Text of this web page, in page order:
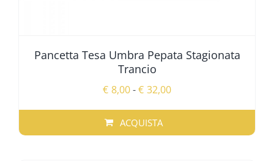
Pancetta Tesa Umbra Pepata Stagionata
Trancio
€ 8,00-€ 32,00Fascia
da
ACQUISTA
QUESTO